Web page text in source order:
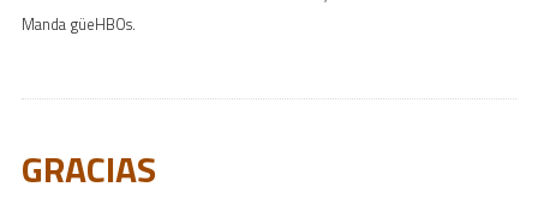
Manda güeHBOs.
GRACIAS